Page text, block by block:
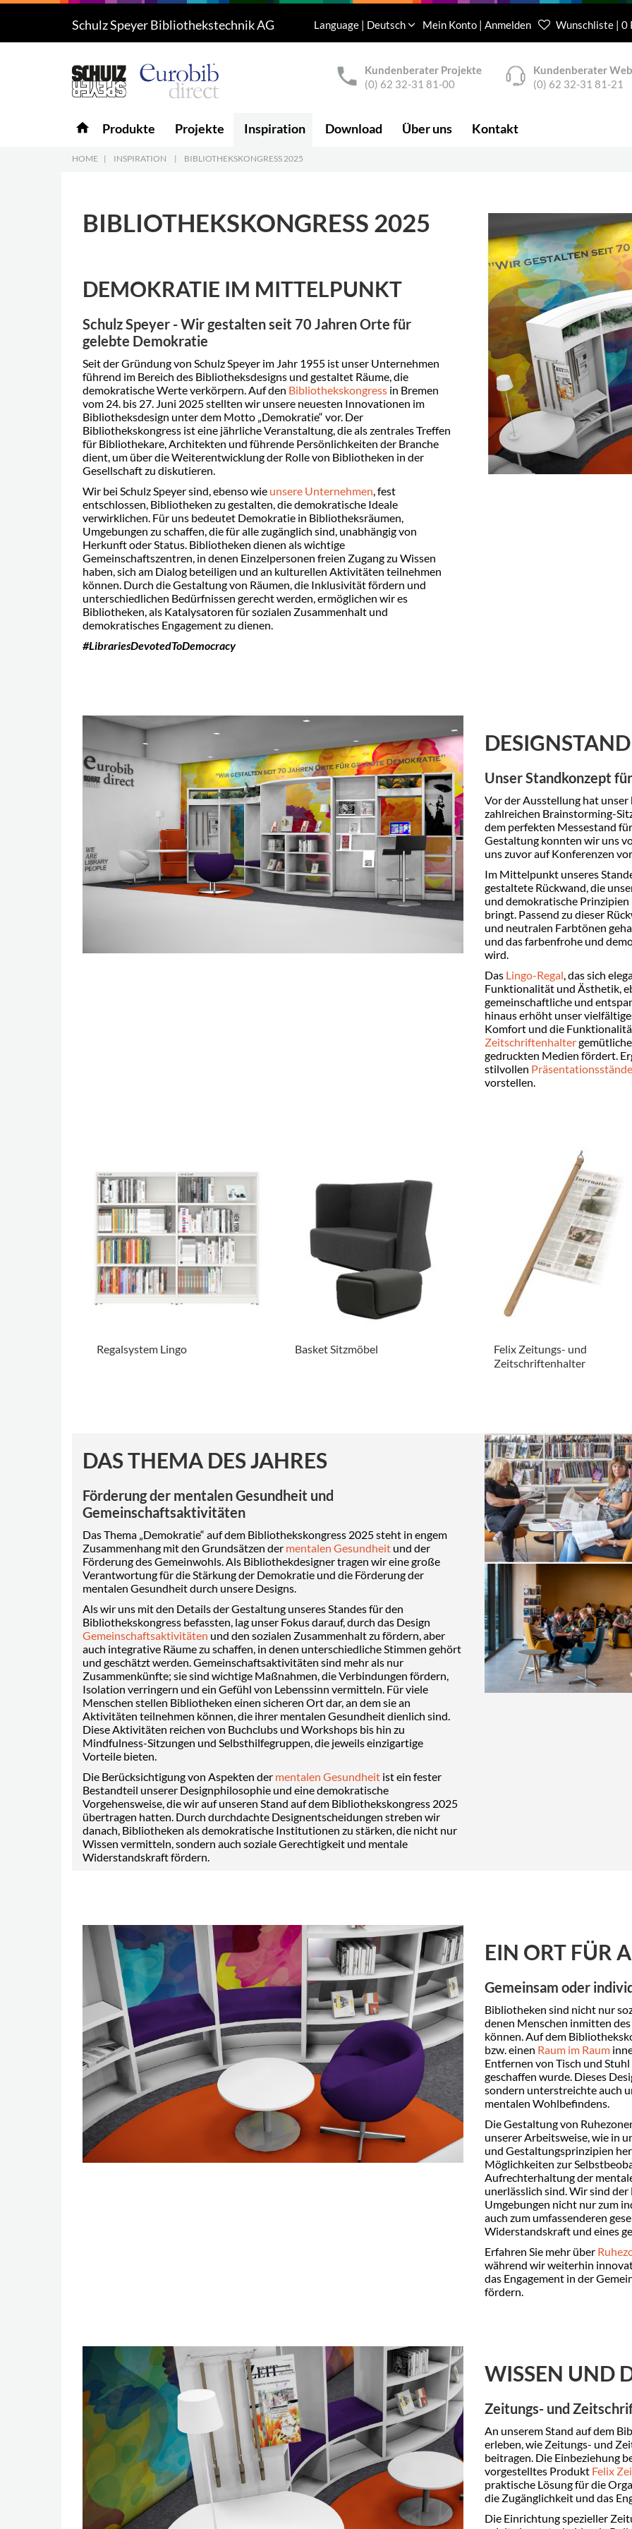
5
Produkte
5
Schulz Speyer Bibliothekstechnik AG Language | Deutsch Mein Konto | Anmelden Wunschliste | 0
Kundenberater Projekte
(0) 62 32-31 81-00
Kundenberater
(0) 62 32-31 81-21
home Produkte Projekte Inspiration Download Über uns Kontakt
HOME | INSPIRATION | BIBLIOTHEKSKONGRESS 2025
BIBLIOTHEKSKONGRESS 2025
DEMOKRATIE IM MITTELPUNKT
Schulz Speyer - Wir gestalten seit 70 Jahren Orte für
gelebte Demokratie
Seit der Gründung von Schulz Speyer im Jahr 1955 ist unser Unternehmen
führend im Bereich des Bibliotheksdesigns und gestaltet Räume, die
demokratische Werte verkörpern. Auf den Bibliothekskongress in Bremen
vom 24. bis 27. Juni 2025 stellten wir unsere neuesten Innovationen im
Bibliotheksdesign unter dem Motto „Demokratie“ vor. Der
Bibliothekskongress ist eine jährliche Veranstaltung, die als zentrales Treffen
für Bibliothekare, Architekten und führende Persönlichkeiten der Branche
dient, um über die Weiterentwicklung der Rolle von Bibliotheken in der
Gesellschaft zu diskutieren.
Wir bei Schulz Speyer sind, ebenso wie unsere Unternehmen, fest
entschlossen, Bibliotheken zu gestalten, die demokratische Ideale
verwirklichen. Für uns bedeutet Demokratie in Bibliotheksräumen,
Umgebungen zu schaffen, die für alle zugänglich sind, unabhängig von
Herkunft oder Status. Bibliotheken dienen als wichtige
Gemeinschaftszentren, in denen Einzelpersonen freien Zugang zu Wissen
haben, sich am Dialog beteiligen und an kulturellen Aktivitäten teilnehmen
können. Durch die Gestaltung von Räumen, die Inklusivität fördern und
unterschiedlichen Bedürfnissen gerecht werden, ermöglichen wir es
Bibliotheken, als Katalysatoren für sozialen Zusammenhalt und
demokratisches Engagement zu dienen.
#LibrariesDevotedToDemocracy
DESIGNSTAND
Unser Standkonzept
Vor der Ausstellung hat unser
zahlreichen Brainstorming-
dem perfekten Messestand
Gestaltung konnten wir uns
uns zuvor auf Konferenzen
Im Mittelpunkt unseres
gestaltete Rückwand, die
und demokratische
bringt. Passend zu dieser
und neutralen Farbtönen
und das farbenfrohe und
wird.
Das Lingo-Regal, das sich
Funktionalität und Ästhetik,
gemeinschaftliche und
hinaus erhöht unser
Komfort und die
Zeitschriftenhalter
gedruckten Medien fördert.
stilvollen
vorstellen.
Regalsystem Lingo Basket Sitzmöbel
Felix Zeitungs- und
Zeitschriftenhalter
DAS THEMA DES JAHRES
Förderung der mentalen Gesundheit und
Gemeinschaftsaktivitäten
Das Thema „Demokratie“ auf dem Bibliothekskongress 2025 steht in engem
Zusammenhang mit den Grundsätzen der mentalen Gesundheit und der
Förderung des Gemeinwohls. Als Bibliothekdesigner tragen wir eine große
Verantwortung für die Stärkung der Demokratie und die Förderung der
mentalen Gesundheit durch unsere Designs.
Als wir uns mit den Details der Gestaltung unseres Standes für den
Bibliothekskongress befassten, lag unser Fokus darauf, durch das Design
Gemeinschaftsaktivitäten und den sozialen Zusammenhalt zu fördern, aber
auch integrative Räume zu schaffen, in denen unterschiedliche Stimmen gehört
und geschätzt werden. Gemeinschaftsaktivitäten sind mehr als nur
Zusammenkünfte; sie sind wichtige Maßnahmen, die Verbindungen fördern,
Isolation verringern und ein Gefühl von Lebenssinn vermitteln. Für viele
Menschen stellen Bibliotheken einen sicheren Ort dar, an dem sie an
Aktivitäten teilnehmen können, die ihrer mentalen Gesundheit dienlich sind.
Diese Aktivitäten reichen von Buchclubs und Workshops bis hin zu
Mindfulness-Sitzungen und Selbsthilfegruppen, die jeweils einzigartige
Vorteile bieten.
Die Berücksichtigung von Aspekten der mentalen Gesundheit ist ein fester
Bestandteil unserer Designphilosophie und eine demokratische
Vorgehensweise, die wir auf unseren Stand auf dem Bibliothekskongress 2025
übertragen hatten. Durch durchdachte Designentscheidungen streben wir
danach, Bibliotheken als demokratische Institutionen zu stärken, die nicht nur
Wissen vermitteln, sondern auch soziale Gerechtigkeit und mentale
Widerstandskraft fördern.
EIN ORT FÜR
Gemeinsam oder
Bibliotheken sind nicht nur
denen Menschen inmitten
können. Auf dem
bzw. einen Raum im Raum
Entfernen von Tisch und
geschaffen wurde. Dieses
sondern unterstreichte auch
mentalen Wohlbefindens.
Die Gestaltung von
unserer Arbeitsweise, wie in
und Gestaltungsprinzipien
Möglichkeiten zur
Aufrechterhaltung der
unerlässlich sind. Wir sind
Umgebungen nicht nur zum
auch zum umfassenderen
Widerstandskraft und eines
Erfahren Sie mehr über Ruhez
während wir weiterhin
das Engagement in der
fördern.
WISSEN UND
Zeitungs- und
An unserem Stand auf dem
erleben, wie Zeitungs- und
beitragen. Die Einbeziehung
vorgestelltes Produkt Felix
praktische Lösung für die
die Zugänglichkeit und das
Die Einrichtung spezieller